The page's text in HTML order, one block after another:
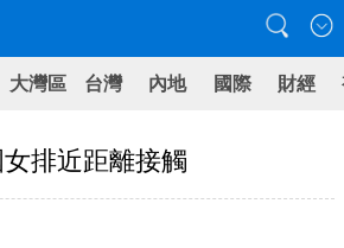
大灣區 台灣 內地 國際 財經
排近距離接觸